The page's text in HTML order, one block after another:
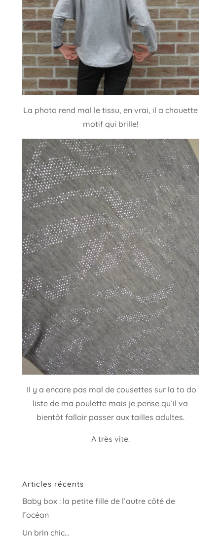
La photo rend mal le tissu, en vrai, il a chouette
motif qui brille!
Il y a encore pas mal de cousettes sur la to do
liste de ma poulette mais je pense qu’il va
bientôt falloir passer aux tailles adultes.
A très vite.
Articles récents
Baby box : la petite fille de l’autre côté de
l’océan
Un brin chic…